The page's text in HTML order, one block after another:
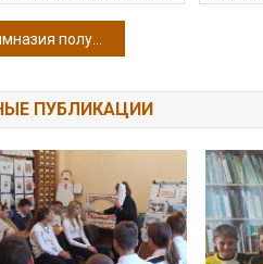
по записям
для образовательных организаций”
ПУБЛИКАЦИИ